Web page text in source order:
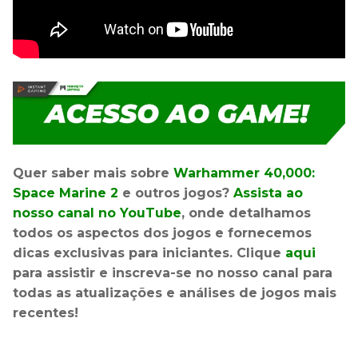
Quer saber mais sobre Warhammer 40,000:
Space Marine 2 e outros jogos? Assista ao
nosso canal no YouTube, onde detalhamos
todos os aspectos dos jogos e fornecemos
dicas exclusivas para iniciantes. Clique aqui
para assistir e inscreva-se no nosso canal para
todas as atualizações e análises de jogos mais
recentes!